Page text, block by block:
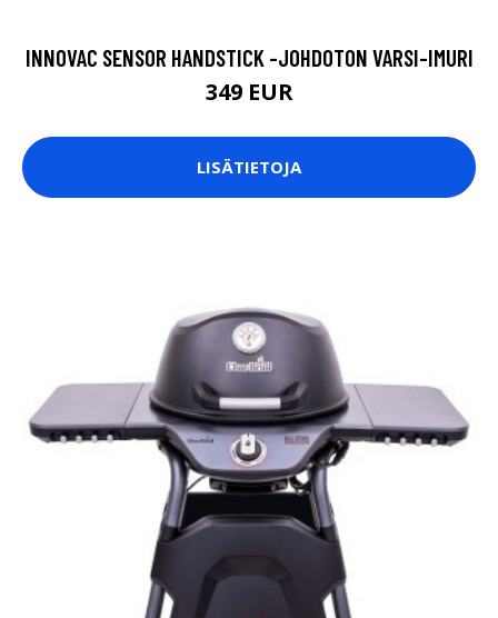
INNOVAC SENSOR HANDSTICK -JOHDOTON VARSI-IMURI
349 EUR
LISÄTIETOJA